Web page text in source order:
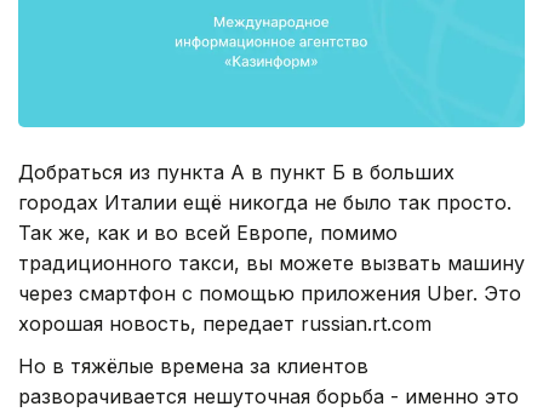
Добраться из пункта А в пункт Б в больших
городах Италии ещё никогда не было так просто.
Так же, как и во всей Европе, помимо
традиционного такси, вы можете вызвать машину
через смартфон с помощью приложения Uber. Это
хорошая новость, передает russian.rt.com
Но в тяжёлые времена за клиентов
разворачивается нешуточная борьба - именно это